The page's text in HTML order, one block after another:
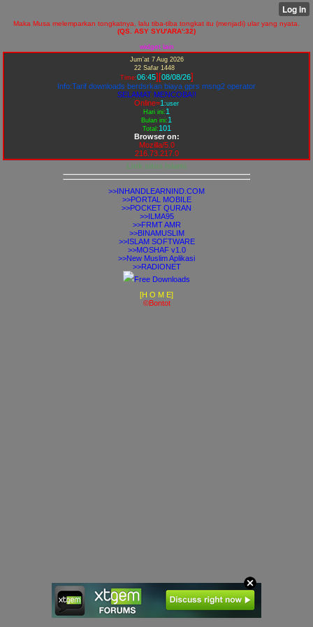
Maka Musa melemparkan tongkatnya, lalu tiba-tiba tongkat itu (menjadi) ular yang nyata.
(QS. ASY SYU'ARA':32)
widget lain
Jum'at 7 Aug 2026
22 Safar 1448
Time:06:45][08/08/26]
Info:Tarif downloads berdsrkan biaya gprs msng2 operator
SELAMAT MENCOBA!!
Online=1 :user
Hari ini: 1
Bulan ini: 1
Total: 101
Browser on:
Mozilla/5.0
216.73.217.0
Link situs Islami
>>INHANDLEARNIND.COM
>>PORTAL MOBILE
>>POCKET QURAN
>>ILMA95
>>FRMT AMR
>>BINAMUSLIM
>>ISLAM SOFTWARE
>>MOSHAF v1.0
>>New Muslim Aplikasi
>>RADIONET
Free Downloads
[H O M E]
©Bontot